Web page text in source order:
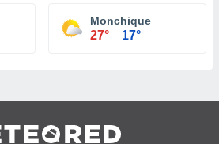
Monchique
27° 17°